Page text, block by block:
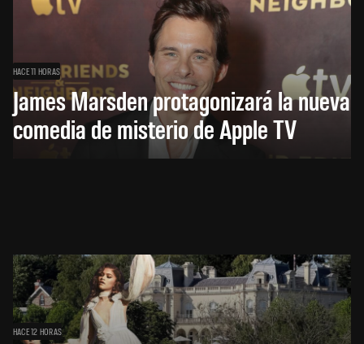
HACE 11 HORAS
James Marsden protagonizará la nueva
comedia de misterio de Apple TV
HACE 12 HORAS